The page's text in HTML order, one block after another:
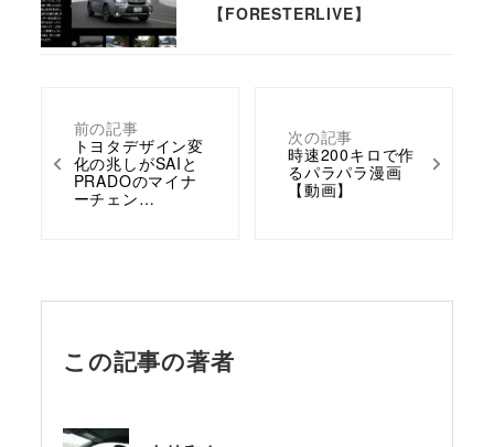
前の記事
トヨタデザイン変
化の兆しがSAIと
PRADOのマイナ
ーチェン…
次の記事
時速200キロで作
るパラパラ漫画
【動画】
【FORESTERLIVE】
この記事の著者